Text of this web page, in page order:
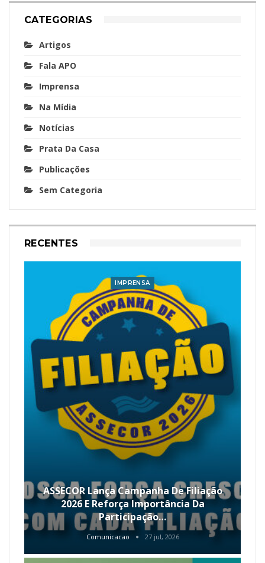
CATEGORIAS
Artigos
Fala APO
Imprensa
Na Mídia
Notícias
Prata Da Casa
Publicações
Sem Categoria
RECENTES
IMPRENSA
ASSECOR Lança Campanha De Filiação
2026 E Reforça Importância Da
Participação…
Comunicacao 27 jul, 2026